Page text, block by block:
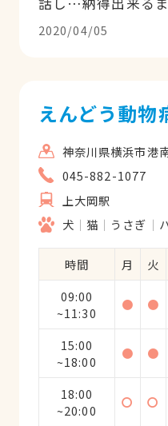
だき…時には揉める
たが院長先生他、
たいと心から思う病
2020/04/05
えんどう動物
神奈川県横浜市港
045-882-1077
上大岡駅
犬
猫 うさぎ
時間 月 火
09:00
~11:30
● ●
15:00
~18:00
● ●
18:00
~20:00
〇 〇